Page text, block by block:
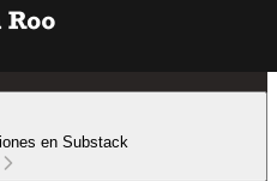
en Substack